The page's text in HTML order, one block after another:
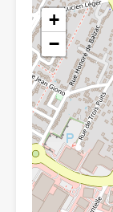
+
−